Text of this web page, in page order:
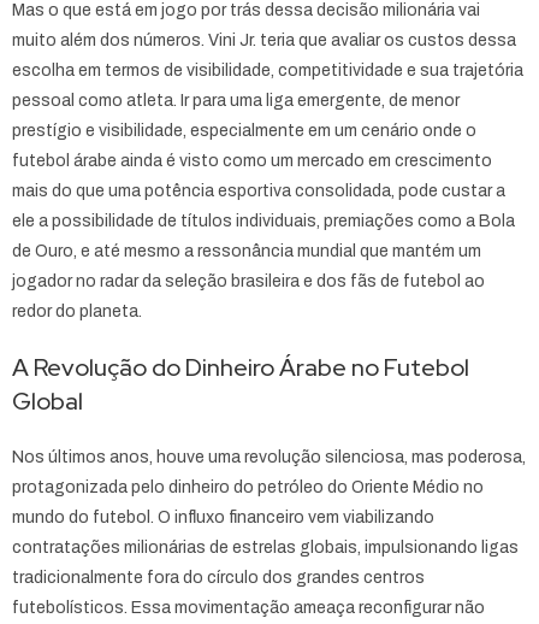
Mas o que está em jogo por trás dessa decisão milionária vai
muito além dos números. Vini Jr. teria que avaliar os custos dessa
escolha em termos de visibilidade, competitividade e sua trajetória
pessoal como atleta. Ir para uma liga emergente, de menor
prestígio e visibilidade, especialmente em um cenário onde o
futebol árabe ainda é visto como um mercado em crescimento
mais do que uma potência esportiva consolidada, pode custar a
ele a possibilidade de títulos individuais, premiações como a Bola
de Ouro, e até mesmo a ressonância mundial que mantém um
jogador no radar da seleção brasileira e dos fãs de futebol ao
redor do planeta.
A Revolução do Dinheiro Árabe no Futebol
Global
Nos últimos anos, houve uma revolução silenciosa, mas poderosa,
protagonizada pelo dinheiro do petróleo do Oriente Médio no
mundo do futebol. O influxo financeiro vem viabilizando
contratações milionárias de estrelas globais, impulsionando ligas
tradicionalmente fora do círculo dos grandes centros
futebolísticos. Essa movimentação ameaça reconfigurar não